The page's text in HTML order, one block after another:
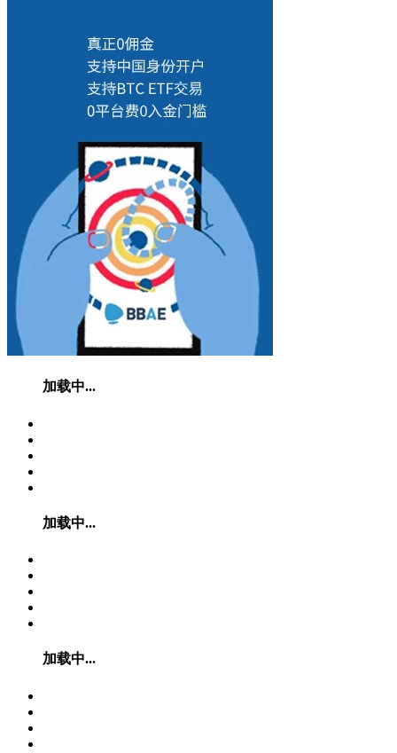
加载中...
加载中...
加载中...